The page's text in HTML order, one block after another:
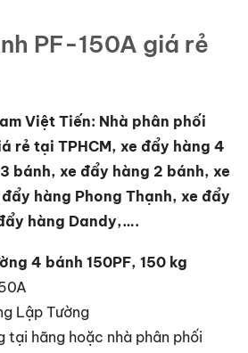
PF-150A giá rẻ
Việt Tiến: Nhà phân phối
rẻ tại TPHCM, xe đẩy hàng 4
bánh, xe đẩy hàng 2 bánh, xe
hàng Phong Thạnh, xe đẩy
hàng Dandy,….
4 bánh 150PF, 150 kg
Lập Tường
tại hãng hoặc nhà phân phối